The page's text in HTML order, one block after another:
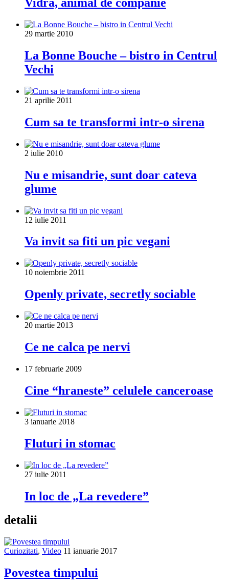
Vidra, animal de companie
29 martie 2010
La Bonne Bouche – bistro in Centrul
Vechi
21 aprilie 2011
Cum sa te transformi intr-o sirena
2 iulie 2010
Nu e misandrie, sunt doar cateva
glume
12 iulie 2011
Va invit sa fiti un pic vegani
10 noiembrie 2011
Openly private, secretly sociable
20 martie 2013
Ce ne calca pe nervi
17 februarie 2009
Cine “hraneste” celulele canceroase
3 ianuarie 2018
Fluturi in stomac
27 iulie 2011
In loc de „La revedere”
detalii
Curiozitati, Video 11 ianuarie 2017
Povestea timpului